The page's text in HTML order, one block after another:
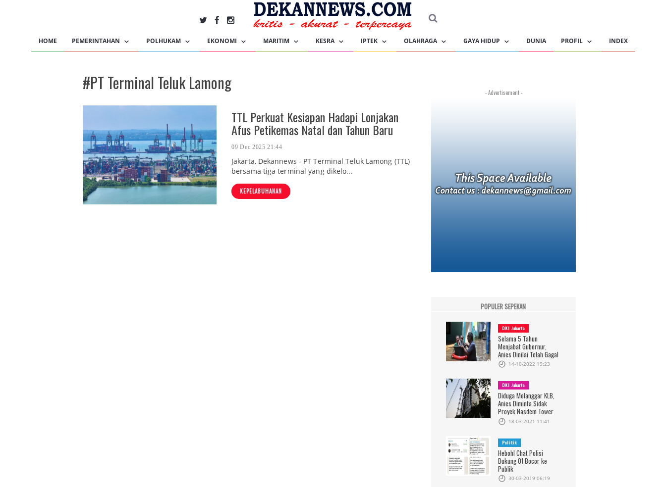
HOME PEMERINTAHAN POLHUKAM EKONOMI MARITIM KESRA IPTEK OLAHRAGA GAYA HIDUP DUNIA PROFIL INDEX
#PT Terminal Teluk Lamong
TTL Perkuat Kesiapan Hadapi Lonjakan
Afus Petikemas Natal dan Tahun Baru
09 Dec 2025 21:44
Jakarta, Dekannews - PT Terminal Teluk Lamong (TTL)
bersama tiga terminal yang dikelo...
KEPELABUHANAN
- Advertisement -
POPULER SEPEKAN
DKI Jakarta
Selama 5 Tahun
Menjabat Gubernur,
Anies Dinilai Telah Gagal
14-10-2022 19:23
DKI Jakarta
Diduga Melanggar KLB,
Anies Diminta Sidak
Proyek Nasdem Tower
18-03-2021 11:41
Politik
Heboh! Chat Polisi
Dukung 01 Bocor ke
Publik
30-03-2019 06:19